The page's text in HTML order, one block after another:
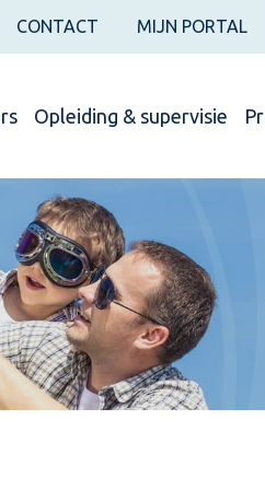
CONTACT MIJN PORTAL
Opleiding & supervisie